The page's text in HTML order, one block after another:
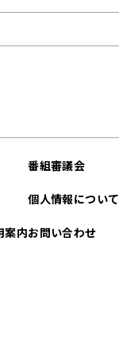
案内
番組審議会
個人情報について
お問い合わせ